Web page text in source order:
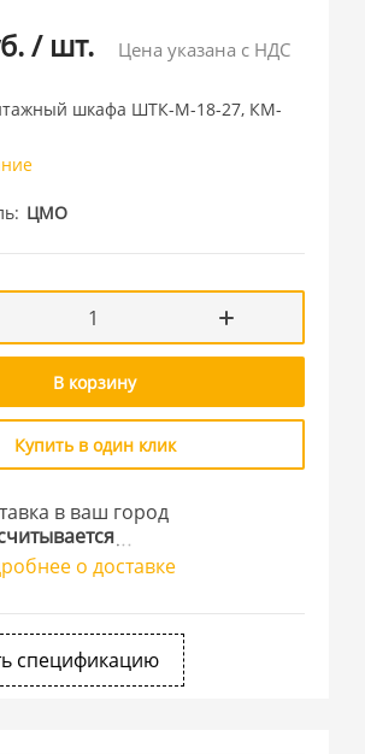
/ шт. Цена указана с НДС
шкафа ШТК-М-18-27, КМ-
ЦМО
В корзину
Купить в один клик
в ваш город
о доставке
спецификацию